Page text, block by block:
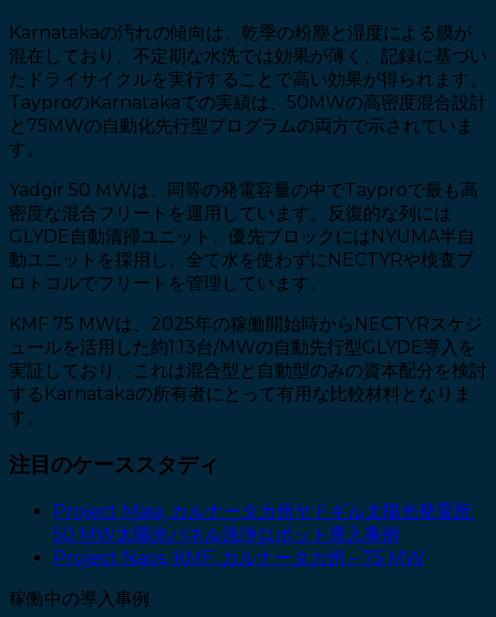
Karnatakaの汚れの傾向は、乾季の粉塵と湿度による膜が
混在しており、不定期な水洗では効果が薄く、記録に基づい
たドライサイクルを実行することで高い効果が得られます。
TayproのKarnatakaでの実績は、50MWの高密度混合設計
と75MWの自動化先行型プログラムの両方で示されていま
す。
Yadgir 50 MWは、同等の発電容量の中でTayproで最も高
密度な混合フリートを運用しています。反復的な列には
GLYDE自動清掃ユニット、優先ブロックにはNYUMA半自
動ユニットを採用し、全て水を使わずにNECTYRや検査プ
ロトコルでフリートを管理しています。
KMF 75 MWは、2025年の稼働開始時からNECTYRスケジ
ュールを活用した約1.13台/MWの自動先行型GLYDE導入を
実証しており、これは混合型と自動型のみの資本配分を検討
するKarnatakaの所有者にとって有用な比較材料となりま
す。
注目のケーススタディ
Project Maia, カルナータカ州ヤドギル太陽光発電所:
50 MW太陽光パネル洗浄ロボット導入事例
Project Naos, KMF, カルナータカ州 – 75 MW
稼働中の導入事例